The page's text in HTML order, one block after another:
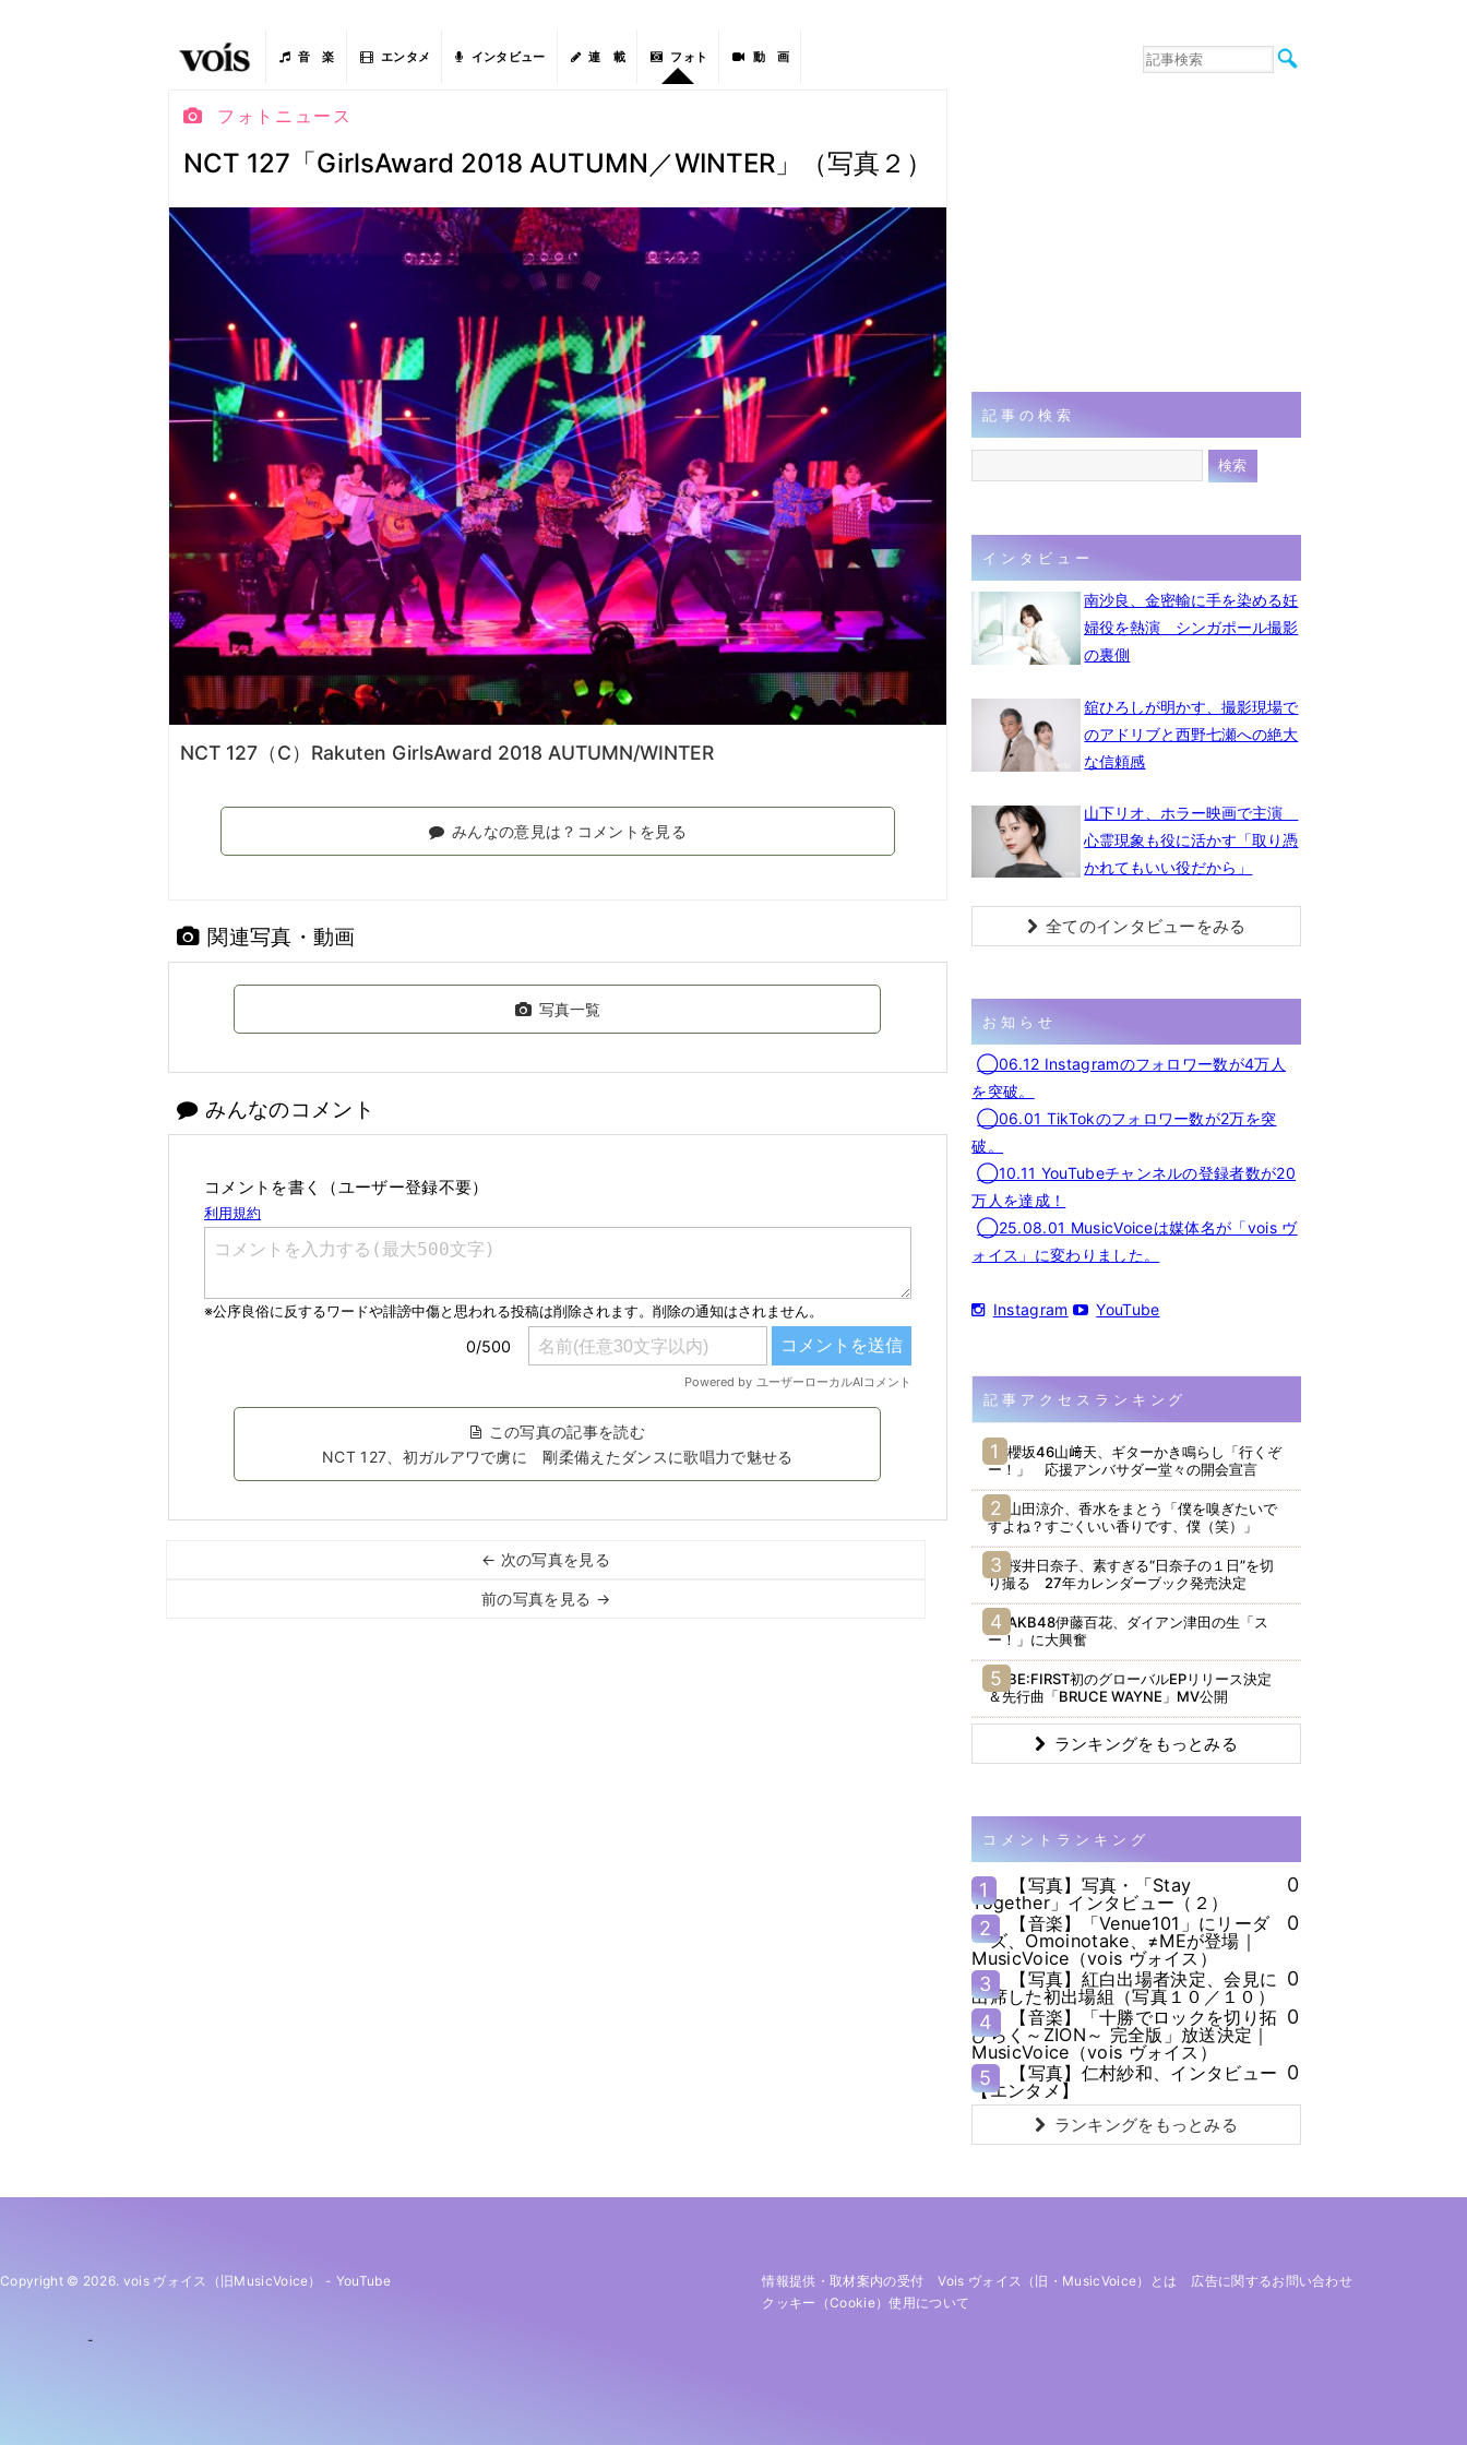
音 楽 エンタメ インタビュー 連 載 フォト 動 画
音楽
フォトニュース
NCT 127「GirlsAward 2018 AUTUMN／WINTER」（写真２）
NCT 127（C）Rakuten GirlsAward 2018 AUTUMN/WINTER
みんなの意見は？コメントを見る
関連写真・動画
写真一覧
みんなのコメント
コメントを書く（ユーザー登録不要）
この写真の記事を読む
NCT 127、初ガルアワで虜に 剛柔備えたダンスに歌唱力で魅せる
← 次の写真を見る
前の写真を見る →
記事の検索
インタビュー
南沙良、金密輸に手を染める妊
婦役を熱演 シンガポール撮影
の裏側
舘ひろしが明かす、撮影現場で
のアドリブと西野七瀬への絶大
な信頼感
山下リオ、ホラー映画で主演
心霊現象も役に活かす「取り憑
かれてもいい役だから」
全てのインタビューをみる
お知らせ
◯06.12 Instagramのフォロワー数が4万人
を突破。
◯06.01 TikTokのフォロワー数が2万を突
破。
◯10.11 YouTubeチャンネルの登録者数が20
万人を達成！
◯25.08.01 MusicVoiceは媒体名が「vois ヴ
ォイス」に変わりました。
Instagram YouTube
記事アクセスランキング
櫻坂46山﨑天、ギターかき鳴らし「行くぞ
ー！」 応援アンバサダー堂々の開会宣言
山田涼介、香水をまとう「僕を嗅ぎたいで
すよね？すごくいい香りです、僕（笑）」
桜井日奈子、素すぎる“日奈子の１日”を切
り撮る 27年カレンダーブック発売決定
AKB48伊藤百花、ダイアン津田の生「ス
ー！」に大興奮
BE:FIRST初のグローバルEPリリース決定
＆先行曲「BRUCE WAYNE」MV公開
ランキングをもっとみる
コメントランキング
1
【写真】写真・「Stay
Together」インタビュー（２）
0
2
【音楽】「Venue101」にリーダ
ーズ、Omoinotake、≠MEが登場｜
MusicVoice（vois ヴォイス）
0
3
【写真】紅白出場者決定、会見に
出席した初出場組（写真１０／１０）
0
4
【音楽】「十勝でロックを切り拓
ひらく～ZION～ 完全版」放送決定｜
MusicVoice（vois ヴォイス）
0
5
【写真】仁村紗和、インタビュー
【エンタメ】
0
ランキングをもっとみる
Copyright © 2026. vois ヴォイス（旧MusicVoice） - YouTube 情報提供・取材案内の受付 Vois ヴォイス（旧・MusicVoice）とは
広告に関するお問い合わせ
クッキー（cookie）使用について
-